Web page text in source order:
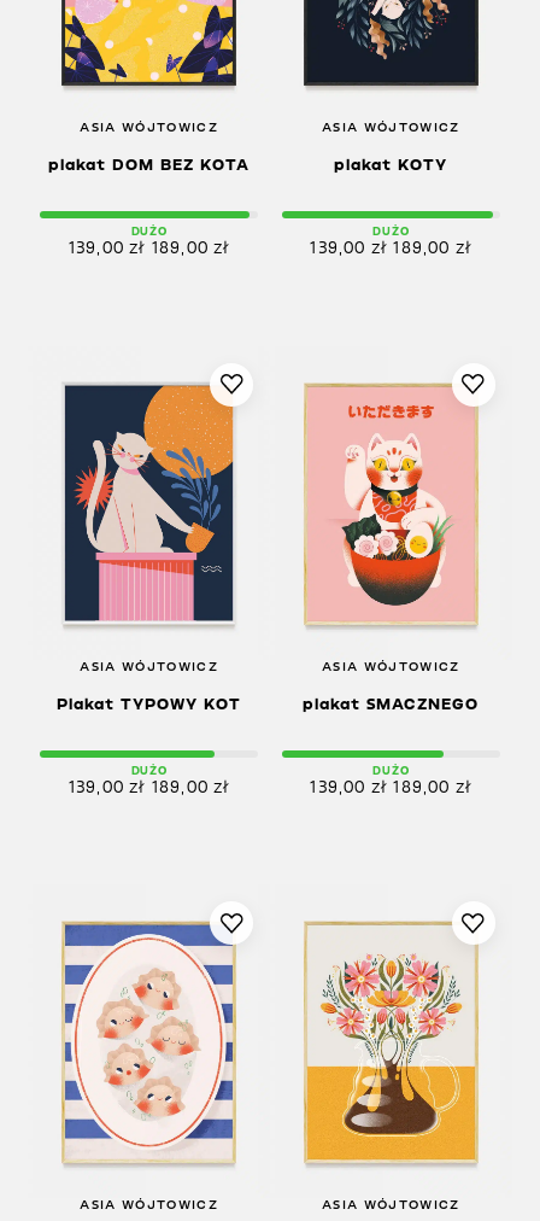
ASIA WÓJTOWICZ
plakat DOM BEZ KOTA
DUŻO
139,00zł 189,00zł
ASIA WÓJTOWICZ
plakat KOTY
DUŻO
139,00 zł 189,00 zł
ASIA WÓJTOWICZ
Plakat TYPOWY KOT
DUŻO
139,00zł 189,00zł
ASIA WÓJTOWICZ
plakat SMACZNEGO
DUŻO
139,00 zł 189,00 zł
ASIA WÓJTOWICZ ASIA WÓJTOWICZ